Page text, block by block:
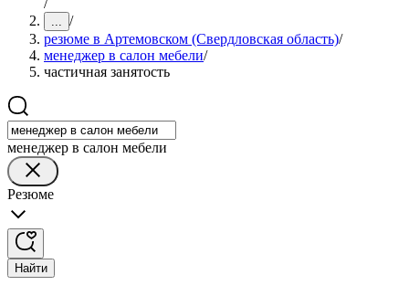
/
... /
резюме в Артемовском (Свердловская область)/
менеджер в салон мебели/
частичная занятость
менеджер в салон мебели
Резюме
Найти